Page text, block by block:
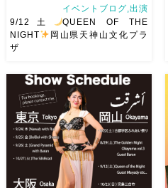
2026/9/12(土)Ricoさん主催
QUEEN OF THE NIGHT岡山
県天神山文化プラザ Guestに女
神 @mayadyorientaldance
さん
女神のオーラ浴びに行き
ましょー […]
イベントブログ,出演
9/12土
QUEEN OF THE
NIGHT
岡山県天神山文化プラ
ザ